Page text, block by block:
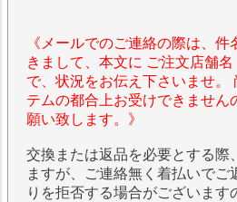
《メールでのご連絡の際は、
きまして、本文に ご注文店舗
で、状況をお伝え下さいませ
テムの都合上お受けできません
願い致します。》
交換または返品を必要とする際
ますが、ご連絡無く着払いで
りを拒否する場合がございま